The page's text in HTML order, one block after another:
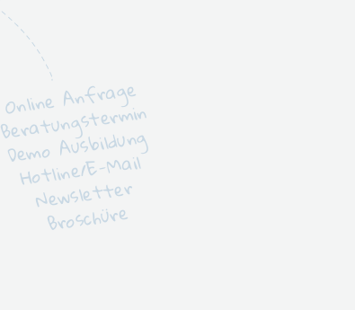
Online Anfrage
Beratungstermin
Demo Ausbildung
Hotline/E-Mail
Newsletter
Broschüre